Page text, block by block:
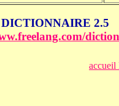
DICTIONNAIRE 2.5
accueil